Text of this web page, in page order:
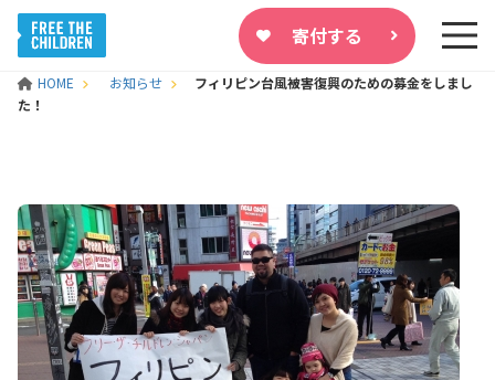
寄付する
HOME お知らせ
フィリピン台風被害復興のための募金をしまし
た！